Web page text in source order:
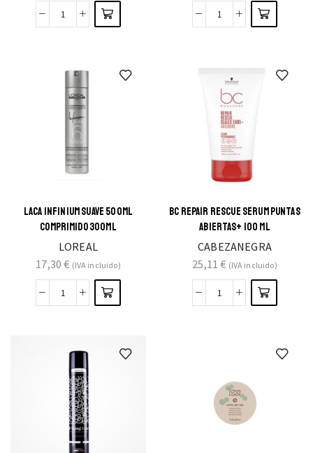
LACA INFINIUM SUAVE 500ML
COMPRIMIDO 300ML
LOREAL
17,30€ (IVA incluido)
BC REPAIR RESCUE SERUM PUNTAS
ABIERTAS+ 100 ML
CABEZANEGRA
25,11€ (IVA incluido)